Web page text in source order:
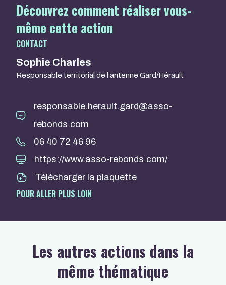
Découvrez comment réaliser vous-
même cette action
CONTACT
Sophie Charles
Responsable territorial de l’antenne Gard/Hérault
responsable.herault.gard@asso-
rebonds.com
06 40 72 46 96
https://www.asso-rebonds.com/
Télécharger la plaquette
POUR ALLER PLUS LOIN
Les autres actions dans la
même thématique